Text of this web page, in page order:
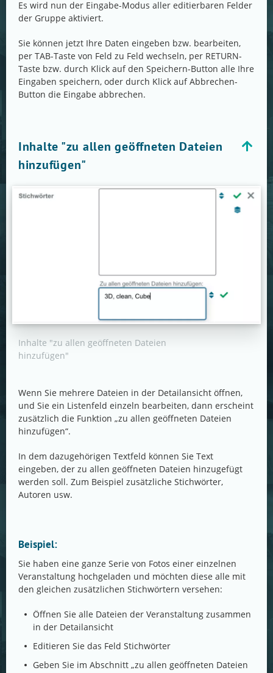
Es wird nun der Eingabe-Modus aller editierbaren Felder
der Gruppe aktiviert.
Sie können jetzt Ihre Daten eingeben bzw. bearbeiten,
per TAB-Taste von Feld zu Feld wechseln, per RETURN-
Taste bzw. durch Klick auf den Speichern-Button alle Ihre
Eingaben speichern, oder durch Klick auf Abbrechen-
Button die Eingabe abbrechen.
Inhalte "zu allen geöffneten Dateien
hinzufügen"
Inhalte "zu allen geöffneten Dateien
hinzufügen"
Wenn Sie mehrere Dateien in der Detailansicht öffnen,
und Sie ein Listenfeld einzeln bearbeiten, dann erscheint
zusätzlich die Funktion „zu allen geöffneten Dateien
hinzufügen“.
In dem dazugehörigen Textfeld können Sie Text
eingeben, der zu allen geöffneten Dateien hinzugefügt
werden soll. Zum Beispiel zusätzliche Stichwörter,
Autoren usw.
Beispiel:
Sie haben eine ganze Serie von Fotos einer einzelnen
Veranstaltung hochgeladen und möchten diese alle mit
den gleichen zusätzlichen Stichwörtern versehen:
Öffnen Sie alle Dateien der Veranstaltung zusammen
in der Detailansicht
Editieren Sie das Feld Stichwörter
Geben Sie im Abschnitt „zu allen geöffneten Dateien